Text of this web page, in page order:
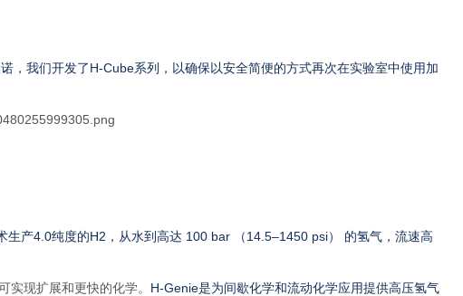
，我们开发了H-Cube系列，以确保以安全简便的方式再次在实验室中使用加
生产4.0纯度的H2，从水到高达 100 bar （14.5–1450 psi） 的氢气，流速高
实现扩展和更快的化学。 H-Genie是为间歇化学和流动化学应用提供高压氢气